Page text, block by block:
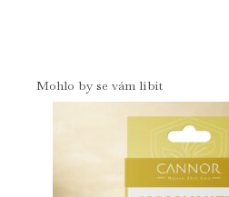
Mohlo by se vám líbit